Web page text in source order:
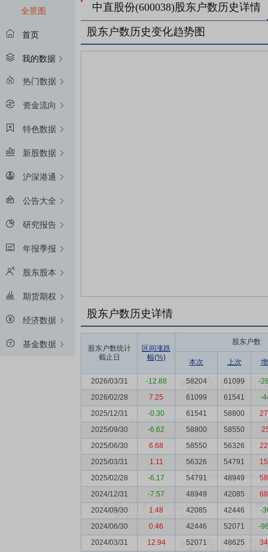
全景图
首页
我的数据
热门数据
资金流向
特色数据
新股数据
沪深港通
公告大全
研究报告
年报季报
股东股本
期货期权
经济数据
基金数据
中直股份(600038)股东户数历史详情
股东户数历史变化趋势图
股东户数历史详情
股东户数统计
截止日
区间涨跌
幅(%)
股东户数
本次 上次
2026/03/31 -12.88 58204 61099
-
2026/02/28
7.25 61099 61541
-
2025/12/31
-0.30 61541 58800
2025/09/30
-6.62 58800 58550
2025/06/30
6.68 58550 56326
2025/03/31
1.11 56326 54791
2025/02/28
-6.17 54791 48949
2024/12/31
-7.57 48949 42085
2024/09/30
1.48 42085 42446
-
2024/06/30
0.46 42446 52071
-
2024/03/31
12.94 52071 48625